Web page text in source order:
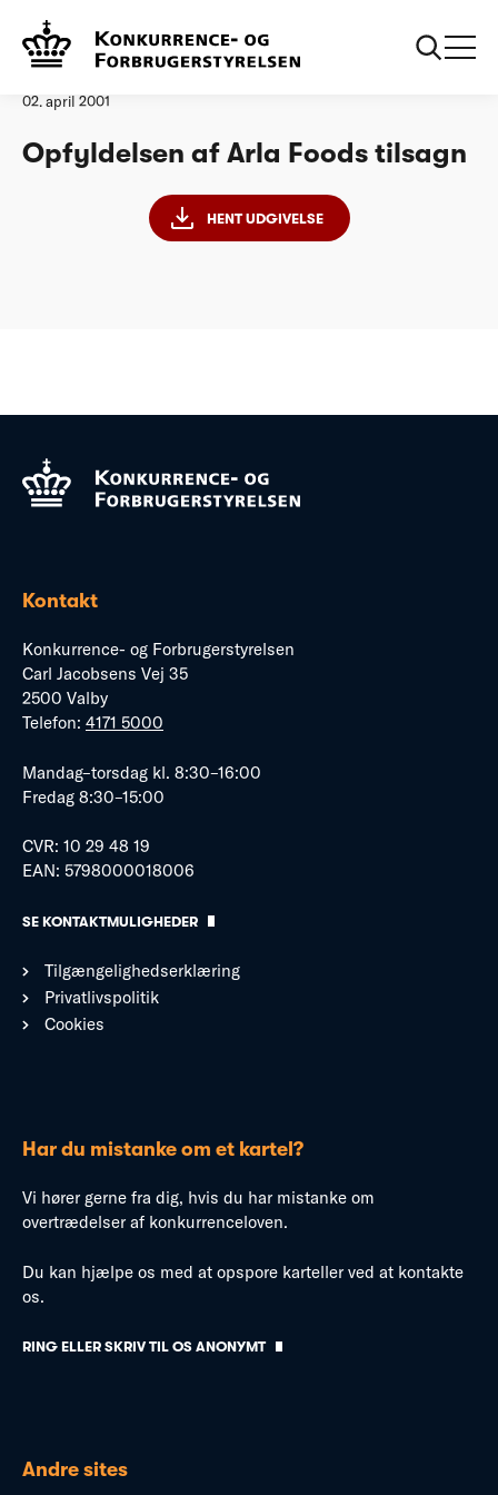
Forside
02. april 2001
Opfyldelsen af Arla Foods tilsagn
HENT UDGIVELSE
Kontakt
Konkurrence- og Forbrugerstyrelsen
Carl Jacobsens Vej 35
2500 Valby
Telefon: 4171 5000
Mandag–torsdag kl. 8:30–16:00
Fredag 8:30–15:00
CVR: 10 29 48 19
EAN: 5798000018006
SE KONTAKTMULIGHEDER
Tilgængelighedserklæring
Privatlivspolitik
Cookies
Har du mistanke om et kartel?
Vi hører gerne fra dig, hvis du har mistanke om
overtrædelser af konkurrenceloven.
Du kan hjælpe os med at opspore karteller ved at kontakte
os.
RING ELLER SKRIV TIL OS ANONYMT
Andre sites